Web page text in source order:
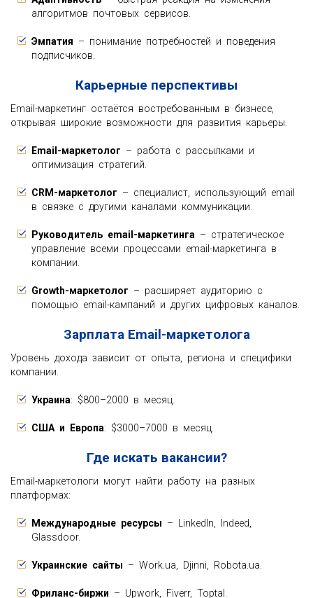
алгоритмов почтовых сервисов.
Эмпатия – понимание потребностей и поведения
подписчиков.
Карьерные перспективы
Email-маркетинг остаётся востребованным в бизнесе,
открывая широкие возможности для развития карьеры.
Email-маркетолог – работа с рассылками и
оптимизация стратегий.
CRM-маркетолог – специалист, использующий email
в связке с другими каналами коммуникации.
Руководитель email-маркетинга – стратегическое
управление всеми процессами email-маркетинга в
компании.
Growth-маркетолог – расширяет аудиторию с
помощью email-кампаний и других цифровых каналов.
Зарплата Email-маркетолога
Уровень дохода зависит от опыта, региона и специфики
компании.
Украина: $800–2000 в месяц.
США и Европа: $3000–7000 в месяц.
Где искать вакансии?
Email-маркетологи могут найти работу на разных
платформах:
Международные ресурсы – LinkedIn, Indeed,
Glassdoor.
Украинские сайты – Work.ua, Djinni, Robota.ua.
Фриланс-биржи – Upwork, Fiverr, Toptal.